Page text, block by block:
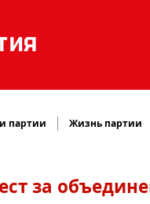
партии Жизнь партии
за